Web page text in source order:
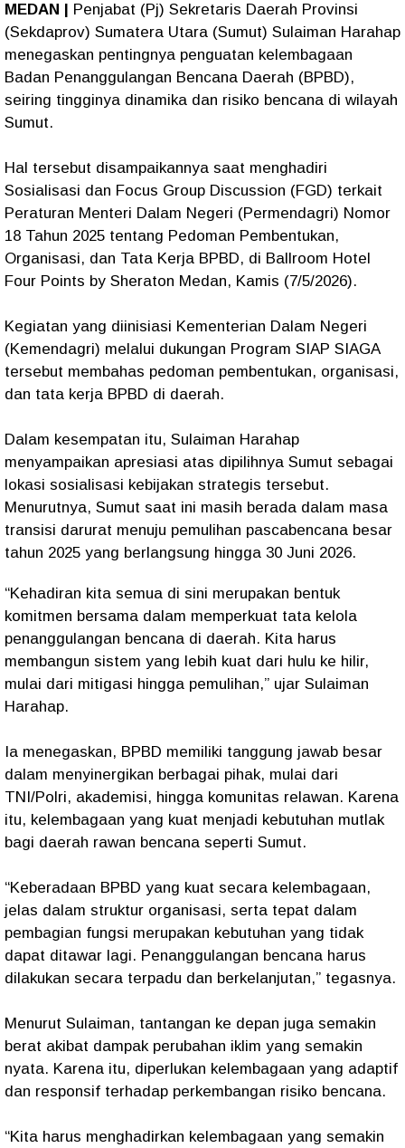
MEDAN | Penjabat (Pj) Sekretaris Daerah Provinsi
(Sekdaprov) Sumatera Utara (Sumut) Sulaiman Harahap
menegaskan pentingnya penguatan kelembagaan
Badan Penanggulangan Bencana Daerah (BPBD),
seiring tingginya dinamika dan risiko bencana di wilayah
Sumut.
Hal tersebut disampaikannya saat menghadiri
Sosialisasi dan Focus Group Discussion (FGD) terkait
Peraturan Menteri Dalam Negeri (Permendagri) Nomor
18 Tahun 2025 tentang Pedoman Pembentukan,
Organisasi, dan Tata Kerja BPBD, di Ballroom Hotel
Four Points by Sheraton Medan, Kamis (7/5/2026).
Kegiatan yang diinisiasi Kementerian Dalam Negeri
(Kemendagri) melalui dukungan Program SIAP SIAGA
tersebut membahas pedoman pembentukan, organisasi,
dan tata kerja BPBD di daerah.
Dalam kesempatan itu, Sulaiman Harahap
menyampaikan apresiasi atas dipilihnya Sumut sebagai
lokasi sosialisasi kebijakan strategis tersebut.
Menurutnya, Sumut saat ini masih berada dalam masa
transisi darurat menuju pemulihan pascabencana besar
tahun 2025 yang berlangsung hingga 30 Juni 2026.
“Kehadiran kita semua di sini merupakan bentuk
komitmen bersama dalam memperkuat tata kelola
penanggulangan bencana di daerah. Kita harus
membangun sistem yang lebih kuat dari hulu ke hilir,
mulai dari mitigasi hingga pemulihan,” ujar Sulaiman
Harahap.
Ia menegaskan, BPBD memiliki tanggung jawab besar
dalam menyinergikan berbagai pihak, mulai dari
TNI/Polri, akademisi, hingga komunitas relawan. Karena
itu, kelembagaan yang kuat menjadi kebutuhan mutlak
bagi daerah rawan bencana seperti Sumut.
“Keberadaan BPBD yang kuat secara kelembagaan,
jelas dalam struktur organisasi, serta tepat dalam
pembagian fungsi merupakan kebutuhan yang tidak
dapat ditawar lagi. Penanggulangan bencana harus
dilakukan secara terpadu dan berkelanjutan,” tegasnya.
Menurut Sulaiman, tantangan ke depan juga semakin
berat akibat dampak perubahan iklim yang semakin
nyata. Karena itu, diperlukan kelembagaan yang adaptif
dan responsif terhadap perkembangan risiko bencana.
“Kita harus menghadirkan kelembagaan yang semakin